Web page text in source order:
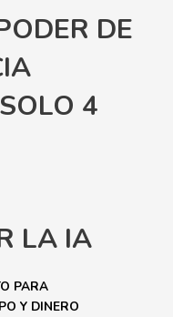
DE
4
LA IA
PARA
Y DINERO